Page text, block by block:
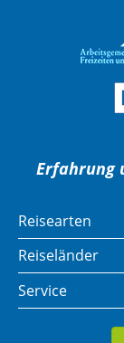
Erfahrung
Reisearten
Reiseländer
Service